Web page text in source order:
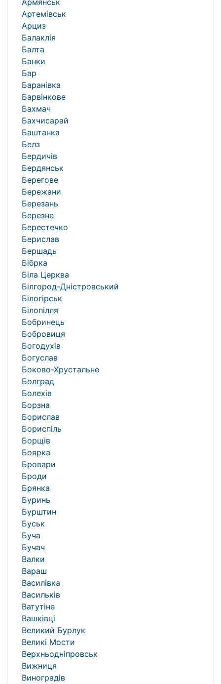
Армянськ
Артемівськ
Арциз
Балаклія
Балта
Банки
Бар
Баранівка
Барвінкове
Бахмач
Бахчисарай
Баштанка
Белз
Бердичів
Бердянськ
Берегове
Бережани
Березань
Березне
Берестечко
Берислав
Бершадь
Бібрка
Біла Церква
Білгород-Дністровський
Білогірськ
Білопілля
Бобринець
Бобровиця
Богодухів
Богуслав
Боково-Хрустальне
Болград
Болехів
Борзна
Борислав
Бориспіль
Борщів
Боярка
Бровари
Броди
Брянка
Буринь
Бурштин
Буськ
Буча
Бучач
Валки
Вараш
Василівка
Васильків
Ватутіне
Вашківці
Великий Бурлук
Великі Мости
Верхньодніпровськ
Вижниця
Виноградів